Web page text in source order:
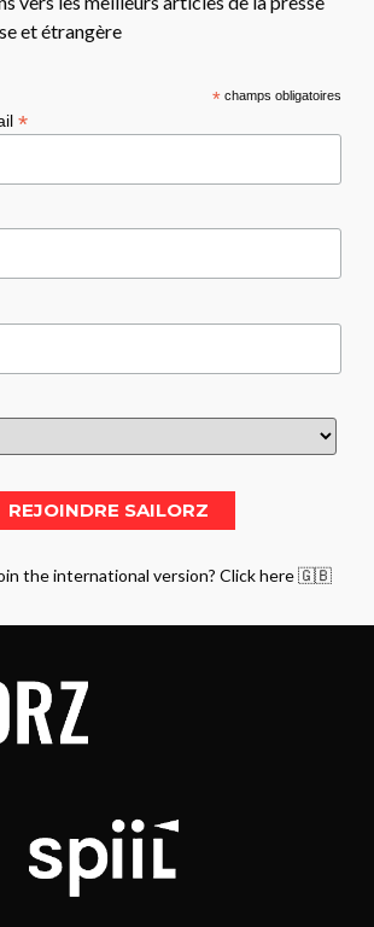
et étrangère
* champs obligatoires
*
the international version? Click here 🇬🇧